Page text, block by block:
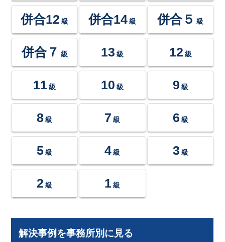
併合12 級 併合14 級 併合５ 級
併合７ 級 13 級 12 級
11 級 10 級 9 級
8 級 7 級 6 級
5 級 4 級 3 級
2 級 1 級
解決事例を事務所別に見る